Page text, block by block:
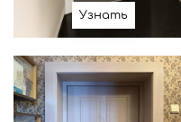
Узнать